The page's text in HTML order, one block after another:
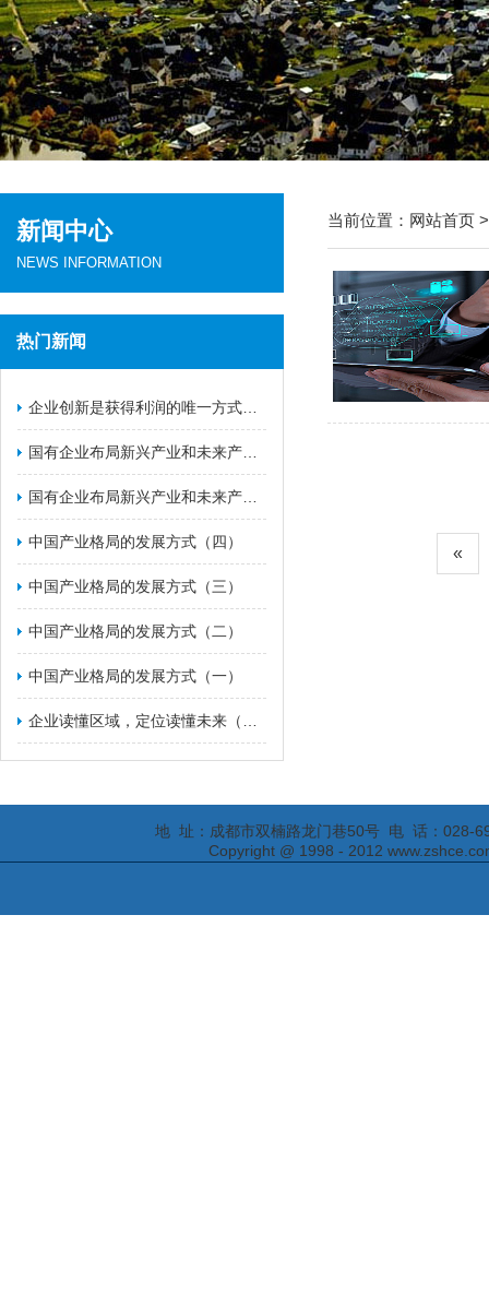
新闻中心
NEWS INFORMATION
热门新闻
​中国产业格局的发展方式（四）
​中国产业格局的发展方式（三）
​中国产业格局的发展方式（二）
中国产业格局的发展方式（一）
当前位置： 网站首页
«
地 址：成都市双楠路龙门巷50号 电 话：028-
Copyright @ 1998 - 2012